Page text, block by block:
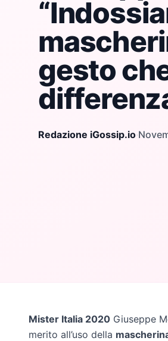
gesto
Redazione iGossip.io·
Mister Italia 2020 Giuseppe
merito all’uso della